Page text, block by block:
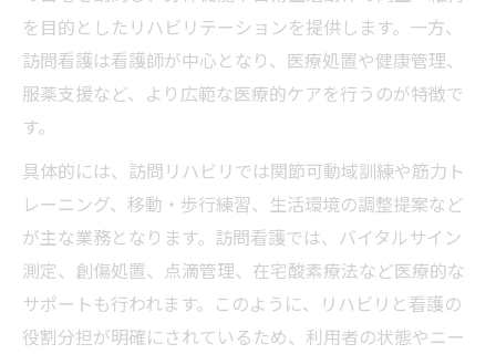
を目的としたリハビリテーションを提供します。一方、
訪問看護は看護師が中心となり、医療処置や健康管理、
服薬支援など、より広範な医療的ケアを行うのが特徴で
す。
具体的には、訪問リハビリでは関節可動域訓練や筋力ト
レーニング、移動・歩行練習、生活環境の調整提案など
が主な業務となります。訪問看護では、バイタルサイン
測定、創傷処置、点滴管理、在宅酸素療法など医療的な
サポートも行われます。このように、リハビリと看護の
役割分担が明確にされているため、利用者の状態やニー